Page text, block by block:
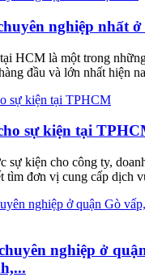
nghiệp nhất
HCM là một trong
đầu và lớn nhất hiện
sự kiện tại
sự kiện cho công ty,
tìm đơn vị cung cấp dịch
nghiệp ở